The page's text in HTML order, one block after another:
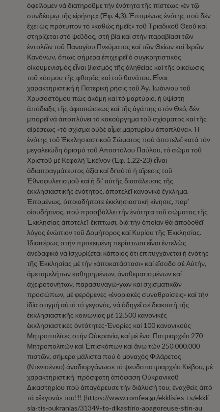
ὀφείλομεν νά διατηροῦμε τήν ἑνότητα τῆς πίστεως «ἐν τῷ
συνδέσμῳ τῆς εἰρήνης» (Ἐφ. 4,3). Ἑπομένως ἑνότης πού δέν
ἔχει ὡς πρότυπον τό «καθώς ἡμεῖς» τοῦ Τριαδικοῦ Θεοῦ καί
στηρίζεται στό ψεῦδος, στή βία καί στήν παραβίασι τῶν
ἐντολῶν τοῦ Παναγίου Πνεύματος καί τῶν Θείων καί Ἱερῶν
Κανόνων, ὅπως σήμερα ἐπιχειρεῖ ὁ συγκρητιστικός
οἰκουμενισμός εἶναι βιασμός τῆς ἀληθείας καί τῆς οἰκείωσις
τοῦ κόσμου τῆς φθορᾶς καί τοῦ θανάτου. Εἶναι
χαρακτηριστική ἡ Πατερική ρήσις τοῦ Ἁγ. Ἰωάννου τοῦ
Χρυσοστόμου πώς ἀκόμη καί τό μαρτύριο, ἡ ὑψίστη
ἀπόδειξις τῆς ἀφοσιώσεως καί τῆς ἀγάπης στόν Θεό, δέν
μπορεῖ νά ἀποπλύνει τό κακούργημα τοῦ σχίσματος καί τῆς
αἱρέσεως «τό σχίσμα οὐδέ αἷμα μαρτυρίου ἀποπλύνει». Ἡ
ἑνότης τοῦ Ἐκκλησιαστικοῦ Σώματος πού ἀποτελεῖ κατά τόν
μεγαλειώδη ὁρισμό τοῦ Ἀποστόλου Παύλου, τό σῶμα τοῦ
Χριστοῦ μέ Κεφαλή Ἐκεῖνον (Ἐφ. 1,22-23) εἶναι
ἀδιαπραγμάτευτος ἀξία καί δι’αὐτό ἡ αἵρεσις τοῦ
Ἐθνοφυλετισμοῦ καί ἡ δι’ αὐτῆς διασάλευσις τῆς
ἐκκλησιαστικῆς ἑνότητος, ἀποτελεῖ κανονικό ἔγκλημα.
Ἑπομένως, ὁποιαδήποτε ἐκκλησιαστική κίνησις, παρ’
οἱουδήτινος, πού προσβάλλει τήν ἑνότητα τοῦ σώματος τῆς
Ἐκκλησίας ἀποτελεῖ ἔκπτωσι, διά τήν ὁποίαν θά ἀποδοθεῖ
λόγος ἐνώπιον τοῦ Δομήτορος καί Κυρίου τῆς Ἐκκλησίας.
Ἰδιαιτέρως στήν προκειμένη περίπτωσι εἶναι ἐντελῶς
ἀνεδαφικό νά ἰσχυρίζεται κάποιος ὅτι ἐπιτυγχάνεται ἡ ἑνότης
τῆς Ἐκκλησίας μέ τήν «ἀποκατάστασι» καί εἴσοδο σέ Αὐτήν,
ἀμεταμελήτων καθηρημένων, ἀναθεματισμένων καί
ἀχειροτονήτων, παρασυναγώ-γων καί σχισματικῶν
προσώπων, μέ φερόμενες «ἐνοριακές συναθροίσεις» καί τήν
ἰδία στιγμή αὐτό τό γεγονός, νά ὁδηγεῖ σέ διακοπή τῆς
ἐκκλησιαστικῆς κοινωνίας μέ 12.500 κανονικές
ἐκκλησιαστικές ὀντότητες-Ἐνορίες καί 100 κανονικούς
Μητροπολίτες στήν Οὐκρανία, καί μέ ἕνα Πατριαρχεῖο 270
Μητροπολιτῶν καί Ἐπισκόπων καί ἄνω τῶν 250.000.000
πιστῶν, σήμερα μάλιστα πού ὁ μοναχός Φιλάρετος
(Ντενισένκο) ἀναδιοργάνωσε τό ψευδοπατριαρχεῖο Κιέβου, μέ
χαρακτηριστική πρόσφατη ἀπόφαση Οὐκρανικοῦ
Δικαστηρίου πού ἀπαγόρευσε τήν διάλυσή του, ἐναχθείς ἀπό
τά «ἔκγονά» του!!! (https://www.romfea.gr/ekklisies-ts/ekkli
sia-tis-oukranias/31349-to-dikastirio-apagoreuse-stin-au